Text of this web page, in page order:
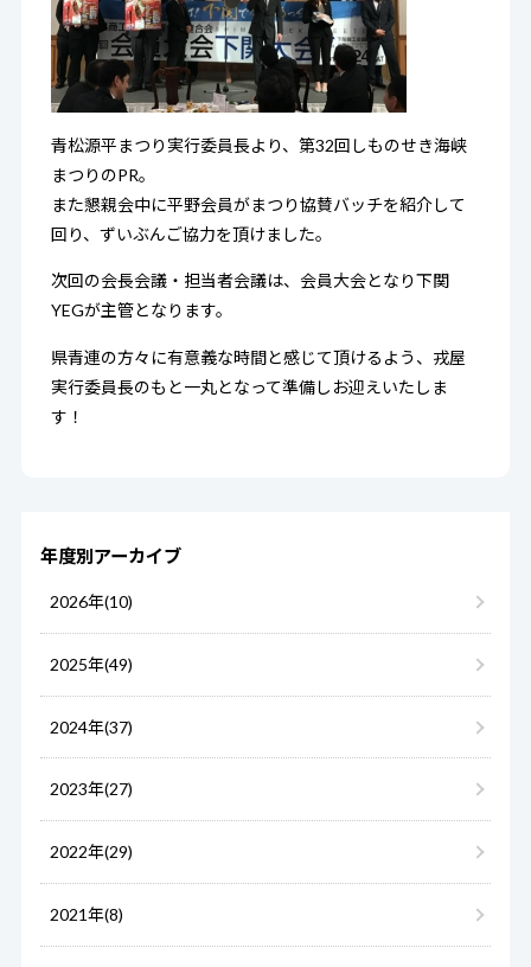
青松源平まつり実行委員長より、第32回しものせき海峡
まつりのPR。
また懇親会中に平野会員がまつり協賛バッチを紹介して
回り、ずいぶんご協力を頂けました。
次回の会長会議・担当者会議は、会員大会となり下関
YEGが主管となります。
県青連の方々に有意義な時間と感じて頂けるよう、戎屋
実行委員長のもと一丸となって準備しお迎えいたしま
す！
年度別アーカイブ
2026年(10)
2025年(49)
2024年(37)
2023年(27)
2022年(29)
2021年(8)